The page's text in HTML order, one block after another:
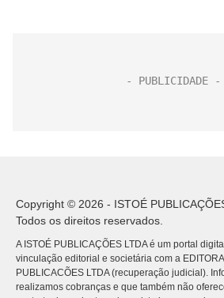
Copyright © 2026 - ISTOÉ
Todos os direitos reservados.
A ISTOÉ PUBLICAÇÕES LTDA é um portal
vinculação editorial e societária com a
PUBLICACÕES LTDA (recuperação judicial).
realizamos cobranças e que também não